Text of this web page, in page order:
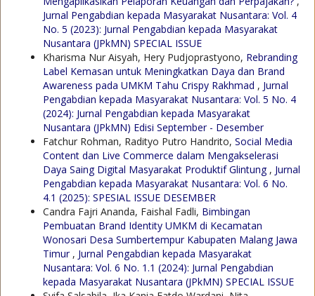
Jurnal Pengabdian kepada Masyarakat Nusantara: Vol. 4
No. 5 (2023): Jurnal Pengabdian kepada Masyarakat
Nusantara (JPkMN) SPECIAL ISSUE
Kharisma Nur Aisyah, Hery Pudjoprastyono, Rebranding
Label Kemasan untuk Meningkatkan Daya dan Brand
Awareness pada UMKM Tahu Crispy Rakhmad , Jurnal
Pengabdian kepada Masyarakat Nusantara: Vol. 5 No. 4
(2024): Jurnal Pengabdian kepada Masyarakat
Nusantara (JPkMN) Edisi September - Desember
Fatchur Rohman, Radityo Putro Handrito, Social Media
Content dan Live Commerce dalam Mengakselerasi
Daya Saing Digital Masyarakat Produktif Glintung , Jurnal
Pengabdian kepada Masyarakat Nusantara: Vol. 6 No.
4.1 (2025): SPESIAL ISSUE DESEMBER
Candra Fajri Ananda, Faishal Fadli, Bimbingan
Pembuatan Brand Identity UMKM di Kecamatan
Wonosari Desa Sumbertempur Kabupaten Malang Jawa
Timur , Jurnal Pengabdian kepada Masyarakat
Nusantara: Vol. 6 No. 1.1 (2024): Jurnal Pengabdian
kepada Masyarakat Nusantara (JPkMN) SPECIAL ISSUE